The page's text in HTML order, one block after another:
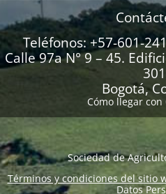
Teléfonos: +57-601-
Calle 97a N° 9 – 45.
Bogotá,
Cómo llegar con
Sociedad de
Términos y condiciones del sitio
Datos